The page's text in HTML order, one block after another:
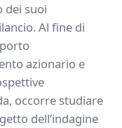
dei suoi
Al fine di
azionario e
occorre studiare
dell’indagine